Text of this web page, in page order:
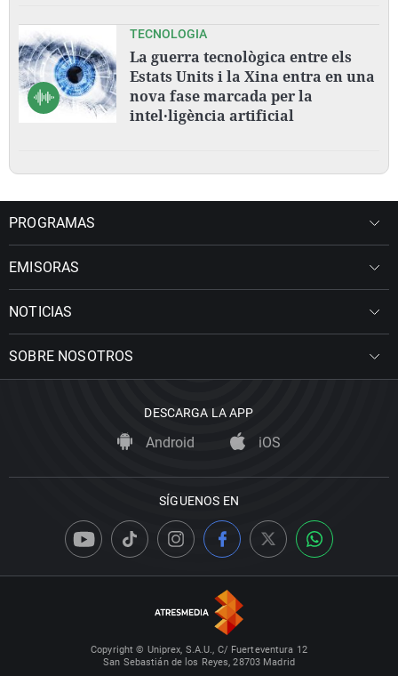
TECNOLOGIA
La guerra tecnològica entre els
Estats Units i la Xina entra en una
nova fase marcada per la
intel·ligència artificial
PROGRAMAS
EMISORAS
NOTICIAS
SOBRE NOSOTROS
DESCARGA LA APP
Android iOS
SÍGUENOS EN
Copyright © Uniprex, S.A.U., C/ Fuerteventura 12
San Sebastián de los Reyes, 28703 Madrid